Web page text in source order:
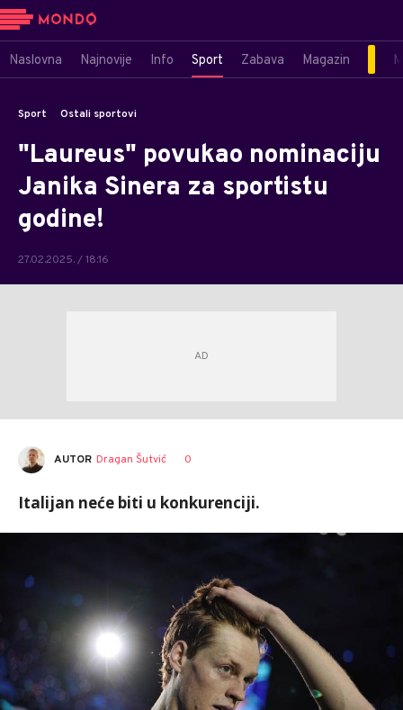
Naslovna Najnovije Info Sport Zabava Magazin
Sport Ostali sportovi
"Laureus" povukao nominaciju
Janika Sinera za sportistu
godine!
27.02.2025. / 18:16
AUTOR Dragan Šutvić 0
Italijan neće biti u konkurenciji.